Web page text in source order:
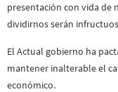
presentación con vida de
dividirnos serán
El Actual gobierno ha
mantener inalterable el
económico.